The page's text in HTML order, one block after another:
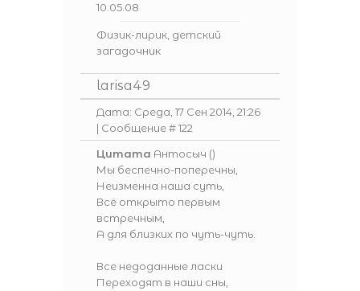
10.05.08
Физик-лирик, детский
загадочник
larisa49
Дата: Среда, 17 Сен 2014, 21:26
| Сообщение #122
Цитата Антосыч ()
Мы беспечно-поперечны,
Неизменна наша суть,
Всё открыто первым
встречным,
А для близких по чуть-чуть.
Все недоданные ласки
Переходят в наши сны,